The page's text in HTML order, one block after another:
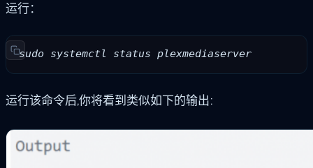
运行：
sudo systemctl status plexmediaserver
运行该命令后,你将看到类似如下的输出: